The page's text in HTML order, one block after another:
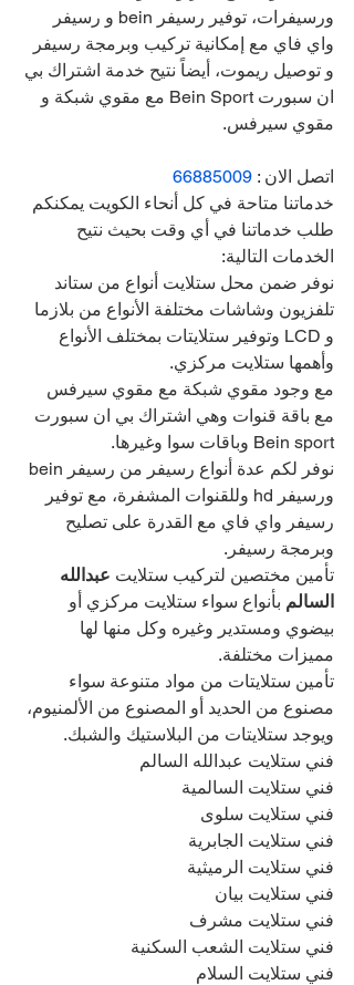
ورسيفرات، توفير رسيفر bein و رسيفر
واي فاي مع إمكانية تركيب وبرمجة رسيفر
و توصيل ريموت، أيضاً نتيح خدمة اشتراك بي
ان سبورت Bein Sport مع مقوي شبكة و
مقوي سيرفس.
اتصل الان : 66885009
خدماتنا متاحة في كل أنحاء الكويت يمكنكم
طلب خدماتنا في أي وقت بحيث نتيح
الخدمات التالية:
نوفر ضمن محل ستلايت أنواع من ستاند
تلفزيون وشاشات مختلفة الأنواع من بلازما
و LCD وتوفير ستلايتات بمختلف الأنواع
وأهمها ستلايت مركزي.
مع وجود مقوي شبكة مع مقوي سيرفس
مع باقة قنوات وهي اشتراك بي ان سبورت
Bein sport وباقات سوا وغيرها.
ورسيفر hd وللقنوات المشفرة، مع توفير
رسيفر واي فاي مع القدرة على تصليح
وبرمجة رسيفر.
تأمين مختصين لتركيب ستلايت عبدالله
السالم بأنواع سواء ستلايت مركزي أو
بيضوي ومستدير وغيره وكل منها لها
مميزات مختلفة.
تأمين ستلايتات من مواد متنوعة سواء
مصنوع من الحديد أو المصنوع من الألمنيوم،
ويوجد ستلايتات من البلاستيك والشبك.
فني ستلايت عبدالله السالم
فني ستلايت السالمية
فني ستلايت سلوى
فني ستلايت الجابرية
فني ستلايت الرميثية
فني ستلايت بيان
فني ستلايت مشرف
فني ستلايت الشعب السكنية
فني ستلايت السلام